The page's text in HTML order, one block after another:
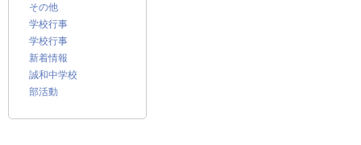
その他
学校行事
学校行事
新着情報
誠和中学校
部活動